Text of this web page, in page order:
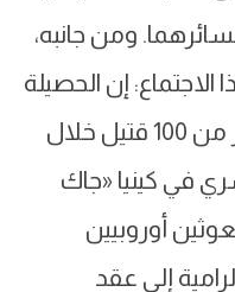
ومن جانبه،
إن الحصيلة
يمكن أن ترتفع لتصل إلى أكثر من 100 قتيل خلال
في كينيا «جاك
أوروبيين
إلى عقد